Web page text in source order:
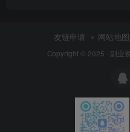
友链申请 网站地图
Copyright © 2025 · 副业